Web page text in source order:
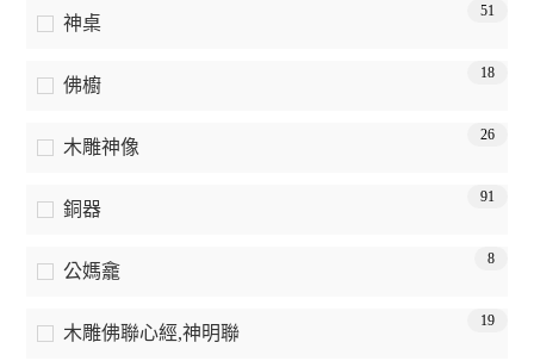
神桌
51
佛櫥
18
木雕神像
26
銅器
91
公媽龕
8
木雕佛聯心經,神明聯
19